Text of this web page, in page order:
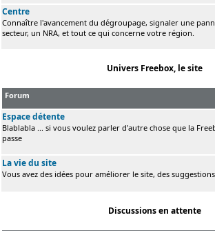
Centre
Connaître l'avancement du dégroupage, signaler une
secteur, un NRA, et tout ce qui concerne votre région.
Univers Freebox, le site
Forum
Espace détente
Blablabla ... si vous voulez parler d'autre chose que la
passe
La vie du site
Vous avez des idées pour améliorer le site, des
Discussions en attente